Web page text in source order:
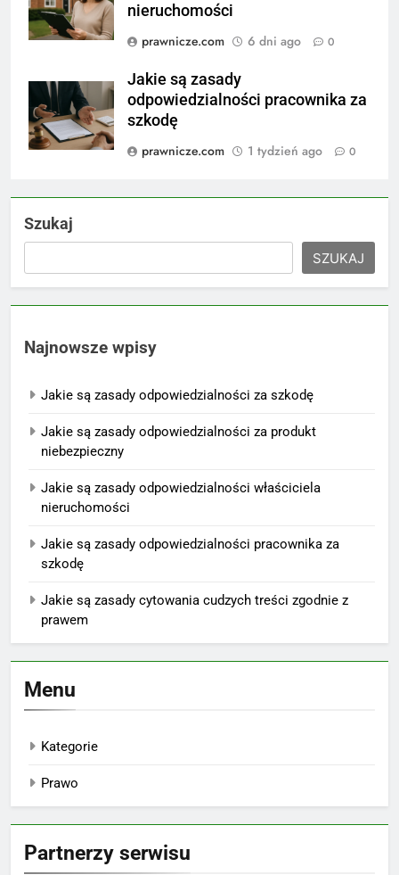
nieruchomości
prawnicze.com
6 dni ago 0
Jakie są zasady
odpowiedzialności pracownika za
szkodę
prawnicze.com
1 tydzień ago 0
Szukaj
SZUKAJ
Najnowsze wpisy
Jakie są zasady odpowiedzialności za szkodę
Jakie są zasady odpowiedzialności za produkt
niebezpieczny
Jakie są zasady odpowiedzialności właściciela
nieruchomości
Jakie są zasady odpowiedzialności pracownika za
szkodę
Jakie są zasady cytowania cudzych treści zgodnie z
prawem
Menu
Kategorie
Prawo
Partnerzy serwisu